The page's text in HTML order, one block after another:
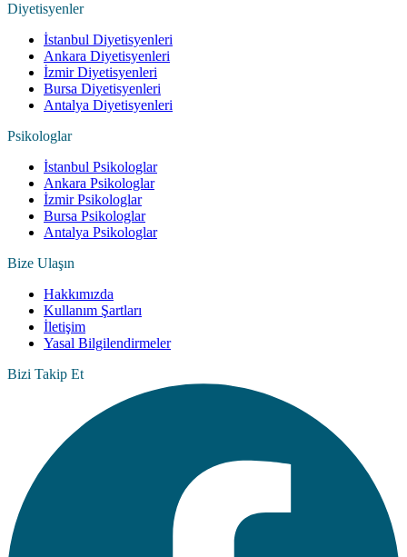
Diyetisyenler
İstanbul Diyetisyenleri
Ankara Diyetisyenleri
İzmir Diyetisyenleri
Bursa Diyetisyenleri
Antalya Diyetisyenleri
Psikologlar
İstanbul Psikologlar
Ankara Psikologlar
İzmir Psikologlar
Bursa Psikologlar
Antalya Psikologlar
Bize Ulaşın
Hakkımızda
Kullanım Şartları
İletişim
Yasal Bilgilendirmeler
Bizi Takip Et